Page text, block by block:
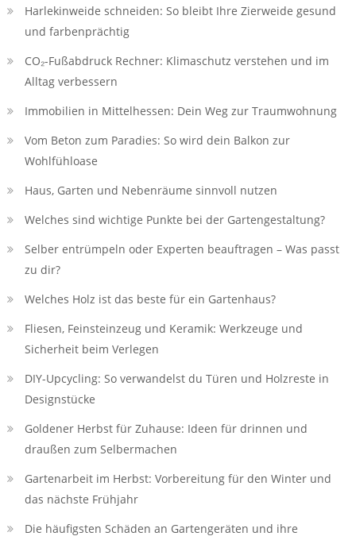
Harlekinweide schneiden: So bleibt Ihre Zierweide gesund
und farbenprächtig
CO₂-Fußabdruck Rechner: Klimaschutz verstehen und im
Alltag verbessern
Immobilien in Mittelhessen: Dein Weg zur Traumwohnung
Vom Beton zum Paradies: So wird dein Balkon zur
Wohlfühloase
Haus, Garten und Nebenräume sinnvoll nutzen
Welches sind wichtige Punkte bei der Gartengestaltung?
Selber entrümpeln oder Experten beauftragen – Was passt
zu dir?
Welches Holz ist das beste für ein Gartenhaus?
Fliesen, Feinsteinzeug und Keramik: Werkzeuge und
Sicherheit beim Verlegen
DIY-Upcycling: So verwandelst du Türen und Holzreste in
Designstücke
Goldener Herbst für Zuhause: Ideen für drinnen und
draußen zum Selbermachen
Gartenarbeit im Herbst: Vorbereitung für den Winter und
das nächste Frühjahr
Die häufigsten Schäden an Gartengeräten und ihre